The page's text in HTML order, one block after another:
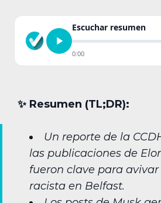
Escuchar resumen
0:00
✨︎ Resumen (TL;DR):
Un reporte de la
las publicaciones de
fueron clave para
racista en Belfast.